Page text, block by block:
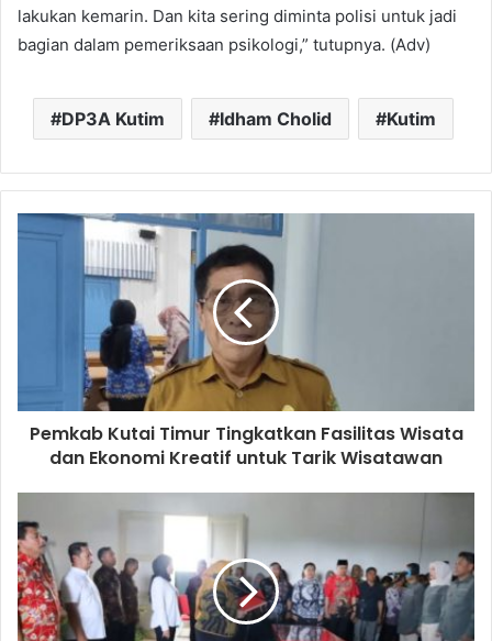
lakukan kemarin. Dan kita sering diminta polisi untuk jadi
bagian dalam pemeriksaan psikologi,” tutupnya. (Adv)
DP3A Kutim Idham Cholid Kutim
Pemkab Kutai Timur Tingkatkan Fasilitas Wisata
dan Ekonomi Kreatif untuk Tarik Wisatawan